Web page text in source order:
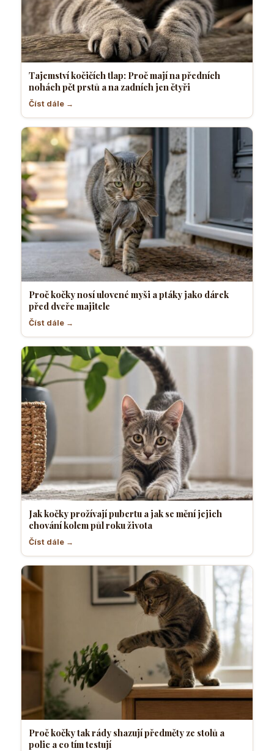
Tajemství kočičích tlap: Proč mají na předních
nohách pět prstů a na zadních jen čtyři
Číst dále →
Proč kočky nosí ulovené myši a ptáky jako dárek
před dveře majitele
Číst dále →
Jak kočky prožívají pubertu a jak se mění jejich
chování kolem půl roku života
Číst dále →
Proč kočky tak rády shazují předměty ze stolů a
polic a co tím testují